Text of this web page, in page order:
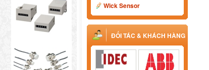
Wick Sensor
ĐỐI TÁC & KHÁCH HÀNG